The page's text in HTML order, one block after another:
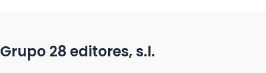
Grupo 28 editores, s.l.